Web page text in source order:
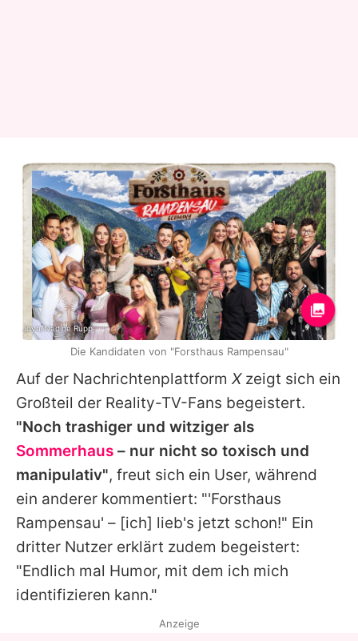
Auf der Nachrichtenplattform Xzeigt sich ein
Großteil der Reality-TV-Fans begeistert.
"Noch trashiger und witziger als
Sommerhaus – nur nicht so toxisch und
manipulativ", freut sich ein User, während
ein anderer kommentiert: "'Forsthaus
Rampensau' – [ich] lieb's jetzt schon!" Ein
dritter Nutzer erklärt zudem begeistert:
"Endlich mal Humor, mit dem ich mich
identifizieren kann."
Joyn/Nadine Rupp
Die Kandidaten von "Forsthaus Rampensau"
Anzeige